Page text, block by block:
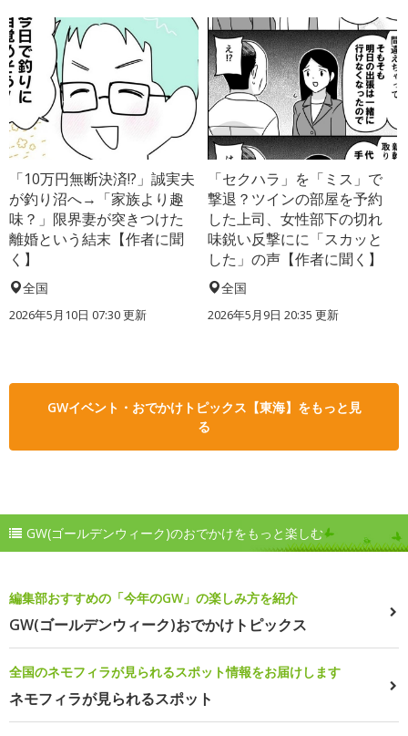
「10万円無断決済!?」誠実夫
が釣り沼へ→「家族より趣
味？」限界妻が突きつけた
離婚という結末【作者に聞
く】
全国
2026年5月10日 07:30 更新
「セクハラ」を「ミス」で
撃退？ツインの部屋を予約
した上司、女性部下の切れ
味鋭い反撃にに「スカッと
した」の声【作者に聞く】
全国
2026年5月9日 20:35 更新
GWイベント・おでかけトピックス【東海】をもっと見
る
GW(ゴールデンウィーク)のおでかけをもっと楽しむ
編集部おすすめの「今年のGW」の楽しみ方を紹介
GW(ゴールデンウィーク)おでかけトピックス
全国のネモフィラが見られるスポット情報をお届けします
ネモフィラが見られるスポット